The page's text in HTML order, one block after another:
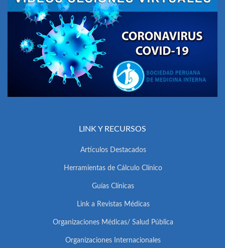
LINK Y RECURSOS
Artículos Destacados
Herramientas de Cálculo Clínico
Guías Clínicas
Link a Revistas Médicas
Organizaciones Médicas/ Salud Pública
Organizaciones Internacionales